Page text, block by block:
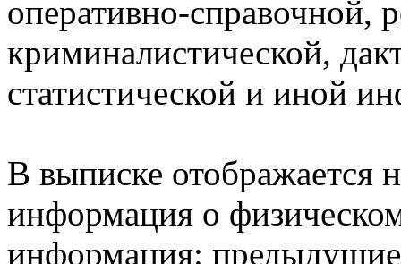
оперативно-справочной,
криминалистической,
статистической и иной
В выписке отображается
информация о
информация: